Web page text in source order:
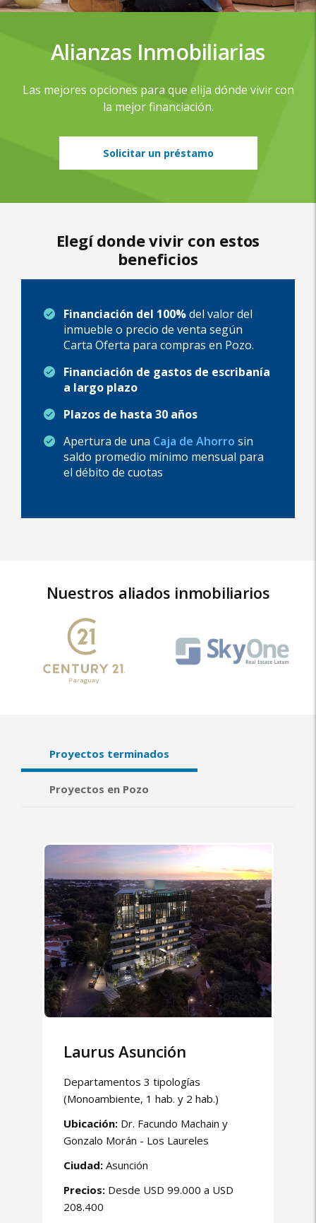
Alianzas Inmobiliarias
Las mejores opciones para que elija dónde vivir con
la mejor financiación.
Solicitar un préstamo
Elegí donde vivir con estos
beneficios
Financiación del 100%del valor del
inmueble o precio de venta según
Carta Oferta para compras en Pozo.
Financiación de gastos de escribanía
a largo plazo
Plazos de hasta 30 años
Apertura de una Caja de Ahorro sin
saldo promedio mínimo mensual para
el débito de cuotas
Nuestros aliados inmobiliarios
Proyectos terminados
Proyectos en Pozo
Laurus Asunción
Departamentos 3 tipologías
(Monoambiente, 1 hab. y 2 hab.)
Ubicación: Dr. Facundo Machain y
Gonzalo Morán - Los Laureles
Ciudad: Asunción
Precios: Desde USD 99.000 a USD
208.400